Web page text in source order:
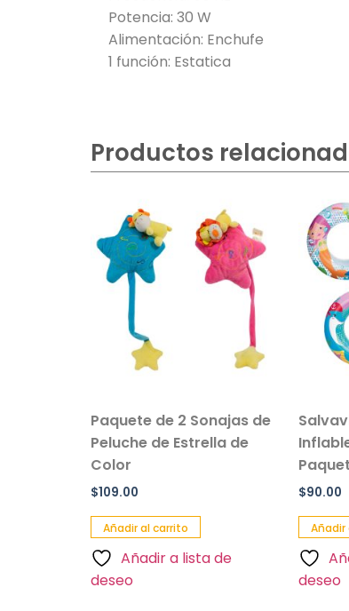
Potencia: 30 W
Alimentación: Enchufe
1 función: Estatica
Productos
Paquete de 2 Sonajas de
Peluche de Estrella de
Color
$109.00
Añadir al carrito
Añadir a lista de
deseo
$90.00
Añadir
deseo